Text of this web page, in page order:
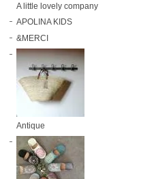
A little lovely company
APOLINA KIDS
&MERCI
Antique